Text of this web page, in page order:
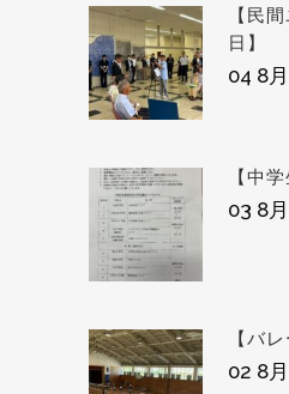
【民
日】
04 8
【中
03 8
【バ
02 8